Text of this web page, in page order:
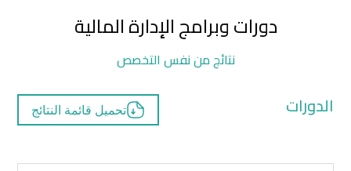
دورات وبرامج الإدارة المالية
نتائج من نفس التخصص
الدورات تحميل قائمة النتائج